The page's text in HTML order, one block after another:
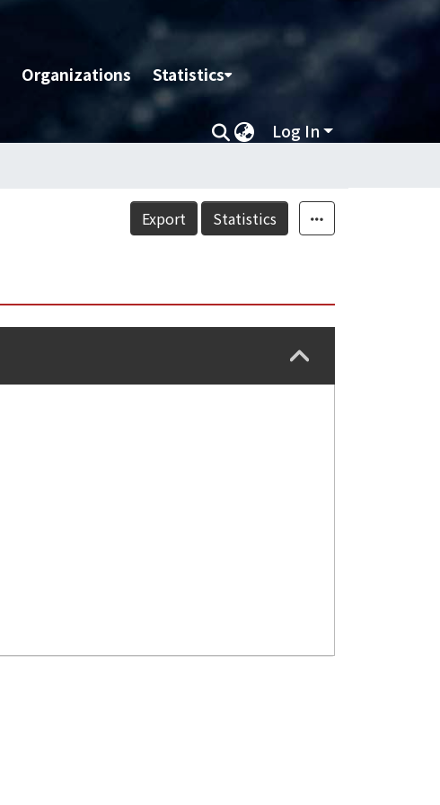
Organizations Statistics
Log In
Export Statistics